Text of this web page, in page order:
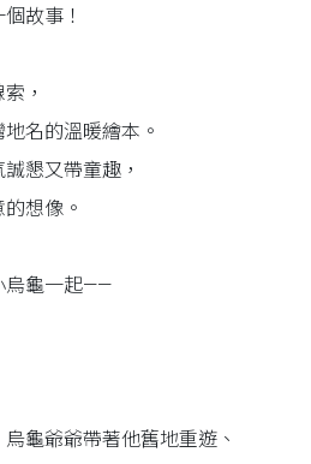
故事！
，
名的溫暖繪本。
懇又帶童趣，
想像。
烏龜一起——
龜爺爺帶著他舊地重遊、